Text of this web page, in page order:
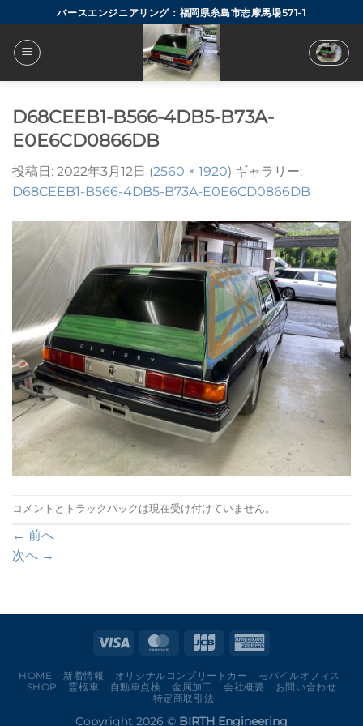
to
content
バースエンジニアリング：福岡県糸島市志摩馬場571-1
D68CEEB1-B566-4DB5-B73A-
E0E6CD0866DB
投稿日: 2022年3月12日 (2560 × 1920) ギャラリー:
D68CEEB1-B566-4DB5-B73A-E0E6CD0866DB
コメントとトラックバックは現在受け付けていません。
← 前へ
次へ →
HOME 新着情報 オリジナルコンプリートカー
モバイルオフィス
SHOP
霊柩車 自動車点検 金属加工 会社概要
お問い合わせ
特定商取引法
Copyright 2026 © BIRTH Engineering